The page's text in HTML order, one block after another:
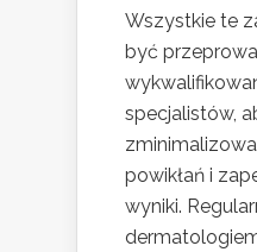
Wszystkie te
być
specjalistów,
powikłań i
wyniki.